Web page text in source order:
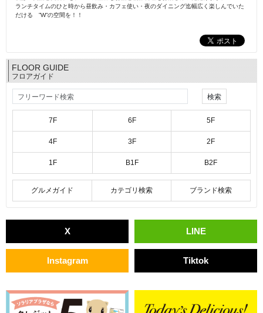
ランチタイムのひと時から昼飲み・カフェ使い・夜のダイニング迄幅広く楽しんでいた
だける ”W”の空間を！！
FLOOR GUIDE
フロアガイド
7F 6F 5F
4F 3F 2F
1F B1F B2F
グルメガイド カテゴリ検索 ブランド検索
X LINE
Instagram Tiktok